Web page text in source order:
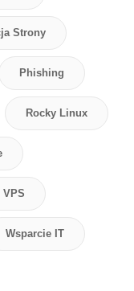
Strony
Phishing
Rocky Linux
VPS
Wsparcie IT